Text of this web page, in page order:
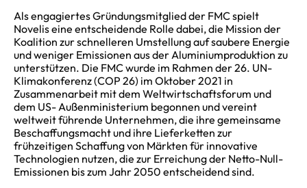
Als engagiertes Gründungsmitglied der FMC spielt
Novelis eine entscheidende Rolle dabei, die Mission der
Koalition zur schnelleren Umstellung auf saubere Energie
und weniger Emissionen aus der Aluminiumproduktion zu
unterstützen. Die FMC wurde im Rahmen der 26. UN-
Klimakonferenz (COP 26) im Oktober 2021 in
Zusammenarbeit mit dem Weltwirtschaftsforum und
dem US- Außenministerium begonnen und vereint
weltweit führende Unternehmen, die ihre gemeinsame
Beschaffungsmacht und ihre Lieferketten zur
frühzeitigen Schaffung von Märkten für innovative
Technologien nutzen, die zur Erreichung der Netto-Null-
Emissionen bis zum Jahr 2050 entscheidend sind.